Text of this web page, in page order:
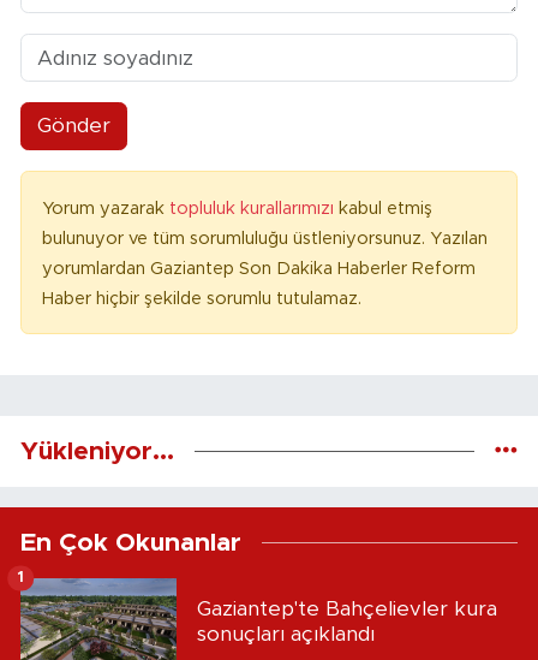
Gönder
Yorum yazarak topluluk kurallarımızı kabul etmiş
bulunuyor ve tüm sorumluluğu üstleniyorsunuz. Yazılan
yorumlardan Gaziantep Son Dakika Haberler Reform
Haber hiçbir şekilde sorumlu tutulamaz.
Yükleniyor...
En Çok Okunanlar
Gaziantep'te Bahçelievler kura
sonuçları açıklandı
1